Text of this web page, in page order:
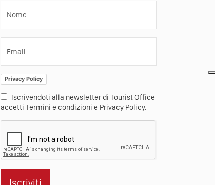
Nome
Email
Privacy Policy
Iscrivendoti alla newsletter di Tourist Office
accetti Termini e condizioni e Privacy Policy.